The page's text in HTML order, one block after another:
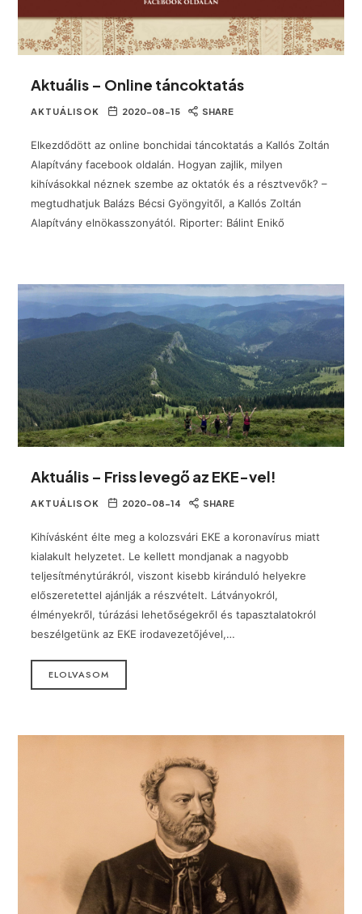
Aktuális – Online táncoktatás
AKTUÁLISOK 2020-08-15 SHARE
Elkezdődött az online bonchidai táncoktatás a Kallós Zoltán
Alapítvány facebook oldalán. Hogyan zajlik, milyen
kihívásokkal néznek szembe az oktatók és a résztvevők? –
megtudhatjuk Balázs Bécsi Gyöngyitől, a Kallós Zoltán
Alapítvány elnökasszonyától. Riporter: Bálint Enikő
Aktuális – Friss levegő az EKE-vel!
AKTUÁLISOK 2020-08-14 SHARE
Kihívásként élte meg a kolozsvári EKE a koronavírus miatt
kialakult helyzetet. Le kellett mondjanak a nagyobb
teljesítménytúrákról, viszont kisebb kiránduló helyekre
előszeretettel ajánlják a részvételt. Látványokról,
élményekről, túrázási lehetőségekről és tapasztalatokról
beszélgetünk az EKE irodavezetőjével,…
ELOLVASOM